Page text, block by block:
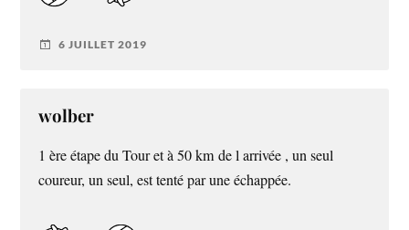
6 JUILLET 2019
wolber
1 ère étape du Tour et à 50 km de l arrivée , un seul
coureur, un seul, est tenté par une échappée.